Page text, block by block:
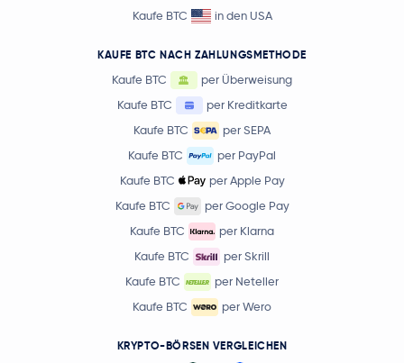
Kaufe BTC
in den USA
KAUFE BTC NACH ZAHLUNGSMETHODE
Kaufe BTC
per Überweisung
Kaufe BTC
per Kreditkarte
Kaufe BTC
per SEPA
Kaufe BTC
per PayPal
Kaufe BTC
per Apple Pay
Kaufe BTC
per Google Pay
Kaufe BTC
per Klarna
Kaufe BTC
per Skrill
Kaufe BTC
per Neteller
Kaufe BTC
per Wero
KRYPTO-BÖRSEN VERGLEICHEN